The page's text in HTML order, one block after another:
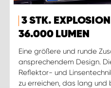
3 STK.
36.000 LUMEN
Eine größere und runde
ansprechendem Design.
Reflektor- und
zu erreichen, das lang und